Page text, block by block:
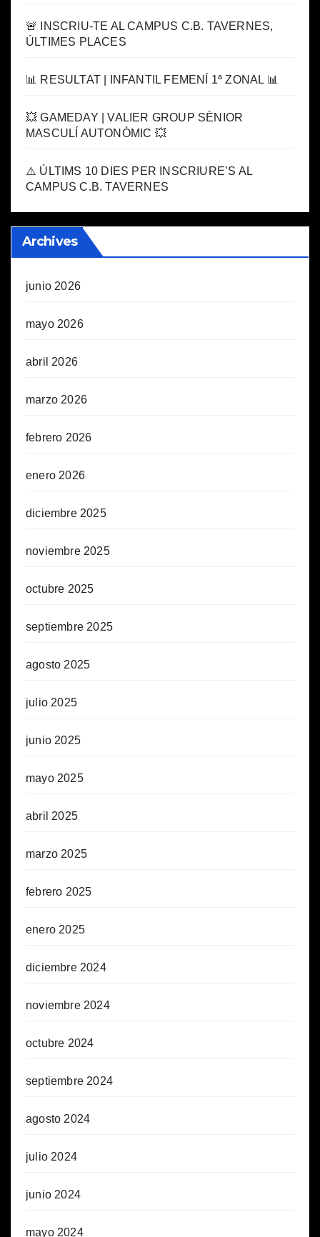
🚨 INSCRIU-TE AL CAMPUS C.B. TAVERNES,
ÚLTIMES PLACES
📊 RESULTAT | INFANTIL FEMENÍ 1ª ZONAL 📊
💥 GAMEDAY | VALIER GROUP SÈNIOR
MASCULÍ AUTONÒMIC 💥
⚠️ ÚLTIMS 10 DIES PER INSCRIURE’S AL
CAMPUS C.B. TAVERNES
Archives
junio 2026
mayo 2026
abril 2026
marzo 2026
febrero 2026
enero 2026
diciembre 2025
noviembre 2025
octubre 2025
septiembre 2025
agosto 2025
julio 2025
junio 2025
mayo 2025
abril 2025
marzo 2025
febrero 2025
enero 2025
diciembre 2024
noviembre 2024
octubre 2024
septiembre 2024
agosto 2024
julio 2024
junio 2024
mayo 2024